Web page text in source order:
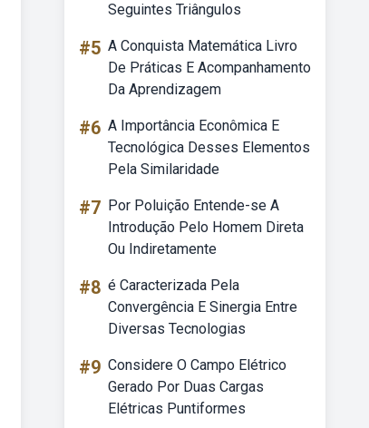
Seguintes Triângulos
#5 A Conquista Matemática Livro
De Práticas E Acompanhamento
Da Aprendizagem
#6 A Importância Econômica E
Tecnológica Desses Elementos
Pela Similaridade
#7 Por Poluição Entende-se A
Introdução Pelo Homem Direta
Ou Indiretamente
#8 é Caracterizada Pela
Convergência E Sinergia Entre
Diversas Tecnologias
#9 Considere O Campo Elétrico
Gerado Por Duas Cargas
Elétricas Puntiformes